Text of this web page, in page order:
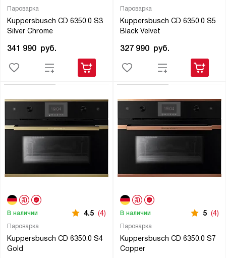
Пароварка
Kuppersbusch CD 6350.0 S3
Silver Chrome
341 990 руб.
Пароварка
Kuppersbusch CD 6350.0 S5
Black Velvet
327 990 руб.
Пароварка
Kuppersbusch CD 6350.0 S4
Gold
В наличии 4.5 (4)
Пароварка
Kuppersbusch CD 6350.0 S7
Copper
В наличии 5 (4)